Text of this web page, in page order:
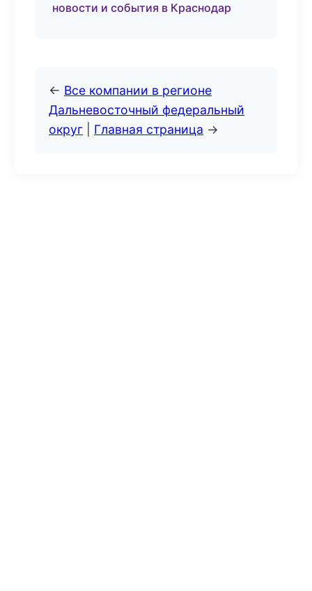
новости и события в Краснодар
← Все компании в регионе
Дальневосточный федеральный
округ
Главная страница →